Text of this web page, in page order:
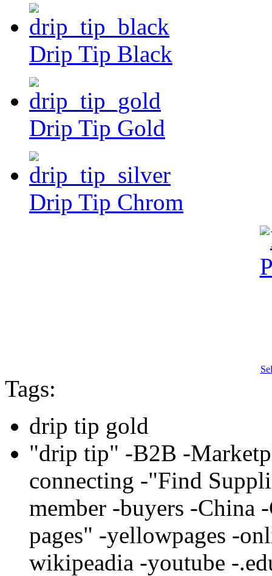
Drip Tip Black
Drip Tip Gold
Drip Tip Chrom
Tags:
drip tip gold
"drip tip" -B2B -
connecting -"Find
member -buyers -China
pages" -yellowpages -
wikipeadia -youtube -